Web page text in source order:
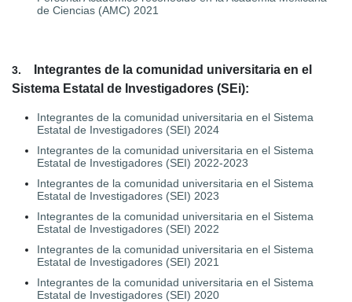
de Ciencias (AMC) 2021
3.
Integrantes de la comunidad universitaria en el
Sistema Estatal de Investigadores (SEi):
Integrantes de la comunidad universitaria en el Sistema
Estatal de Investigadores (SEI) 2024
Integrantes de la comunidad universitaria en el Sistema
Estatal de Investigadores (SEI) 2022-2023
Integrantes de la comunidad universitaria en el Sistema
Estatal de Investigadores (SEI) 2023
Integrantes de la comunidad universitaria en el Sistema
Estatal de Investigadores (SEI) 2022
Integrantes de la comunidad universitaria en el Sistema
Estatal de Investigadores (SEI) 2021
Integrantes de la comunidad universitaria en el Sistema
Estatal de Investigadores (SEI) 2020